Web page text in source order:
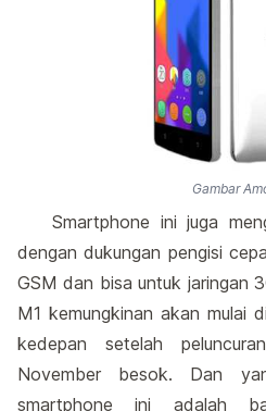
Gambar
Smartphone ini juga
dengan dukungan pengisi
GSM dan bisa untuk jaringan
M1 kemungkinan akan mulai
kedepan setelah
November besok. Dan
smartphone ini adalah